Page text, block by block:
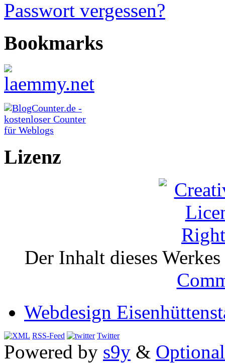
Passwort vergessen?
Bookmarks
Lizenz
Der Inhalt dieses
Webdesign
RSS-Feed Twitter
Powered by s9y &